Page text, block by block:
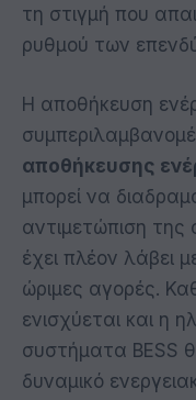
τη στιγμή που
ρυθμού των
Η αποθήκευση
αποθήκευσης
μπορεί να
αντιμετώπιση της
έχει πλέον λάβει
ώριμες αγορές.
ενισχύεται και η
συστήματα BESS
δυναμικό